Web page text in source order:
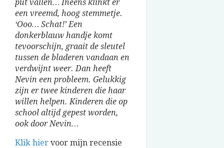
put vallen… Ineens klinkt er
een vreemd, hoog stemmetje.
‘Ooo… Schat!’ Een
donkerblauw handje komt
tevoorschijn, graait de sleutel
tussen de bladeren vandaan en
verdwijnt weer. Dan heeft
Nevin een probleem. Gelukkig
zijn er twee kinderen die haar
willen helpen. Kinderen die op
school altijd gepest worden,
ook door Nevin…
Klik hier voor mijn recensie